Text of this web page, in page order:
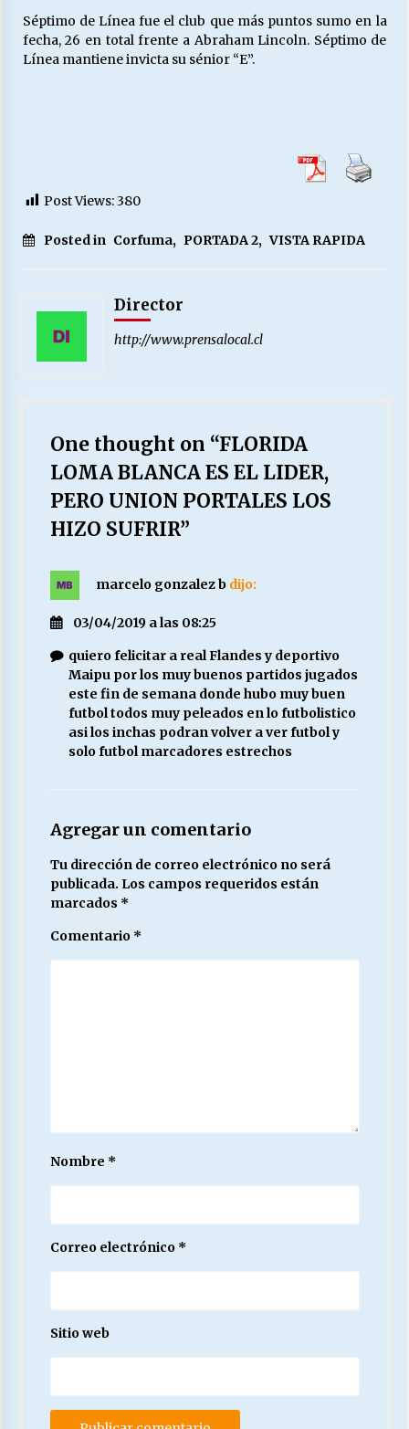
Séptimo de Línea fue el club que más puntos sumo en la
fecha, 26 en total frente a Abraham Lincoln. Séptimo de
Línea mantiene invicta su sénior “E”.
Post Views:380
Posted in Corfuma, PORTADA 2, VISTA RAPIDA
Director
http://www.prensalocal.cl
One thought on “FLORIDA
LOMA BLANCA ES EL LIDER,
PERO UNION PORTALES LOS
HIZO SUFRIR”
marcelo gonzalez b dijo:
03/04/2019 a las 08:25
quiero felicitar a real Flandes y deportivo
Maipu por los muy buenos partidos jugados
este fin de semana donde hubo muy buen
futbol todos muy peleados en lo futbolistico
asi los inchas podran volver a ver futbol y
solo futbol marcadores estrechos
Agregar un comentario
Tu dirección de correo electrónico no será
publicada. Los campos requeridos están
marcados *
Comentario *
Nombre *
Correo electrónico *
Sitio web